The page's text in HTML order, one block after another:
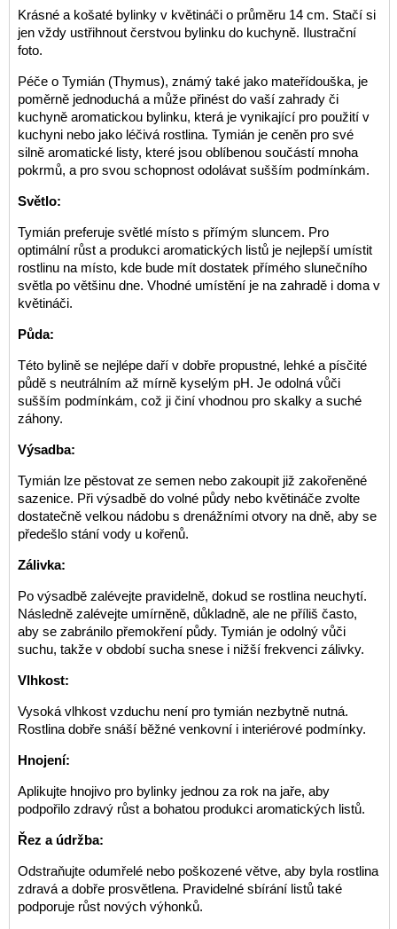
Krásné a košaté bylinky v květináči o průměru 14 cm. Stačí si
jen vždy ustřihnout čerstvou bylinku do kuchyně. Ilustrační
foto.
Péče o Tymián (Thymus), známý také jako mateřídouška, je
poměrně jednoduchá a může přinést do vaší zahrady či
kuchyně aromatickou bylinku, která je vynikající pro použití v
kuchyni nebo jako léčivá rostlina. Tymián je ceněn pro své
silně aromatické listy, které jsou oblíbenou součástí mnoha
pokrmů, a pro svou schopnost odolávat sušším podmínkám.
Světlo:
Tymián preferuje světlé místo s přímým sluncem. Pro
optimální růst a produkci aromatických listů je nejlepší umístit
rostlinu na místo, kde bude mít dostatek přímého slunečního
světla po většinu dne. Vhodné umístění je na zahradě i doma v
květináči.
Půda:
Této bylině se nejlépe daří v dobře propustné, lehké a písčité
půdě s neutrálním až mírně kyselým pH. Je odolná vůči
sušším podmínkám, což ji činí vhodnou pro skalky a suché
záhony.
Výsadba:
Tymián lze pěstovat ze semen nebo zakoupit již zakořeněné
sazenice. Při výsadbě do volné půdy nebo květináče zvolte
dostatečně velkou nádobu s drenážními otvory na dně, aby se
předešlo stání vody u kořenů.
Zálivka:
Po výsadbě zalévejte pravidelně, dokud se rostlina neuchytí.
Následně zalévejte umírněně, důkladně, ale ne příliš často,
aby se zabránilo přemokření půdy. Tymián je odolný vůči
suchu, takže v období sucha snese i nižší frekvenci zálivky.
Vlhkost:
Vysoká vlhkost vzduchu není pro tymián nezbytně nutná.
Rostlina dobře snáší běžné venkovní i interiérové podmínky.
Hnojení:
Aplikujte hnojivo pro bylinky jednou za rok na jaře, aby
podpořilo zdravý růst a bohatou produkci aromatických listů.
Řez a údržba:
Odstraňujte odumřelé nebo poškozené větve, aby byla rostlina
zdravá a dobře prosvětlena. Pravidelné sbírání listů také
podporuje růst nových výhonků.